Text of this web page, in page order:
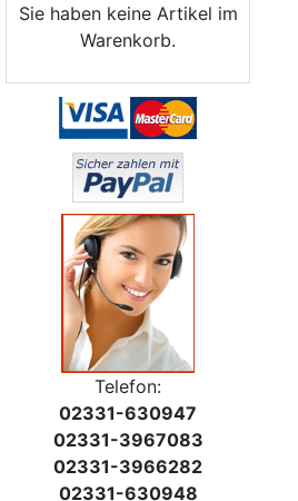
Sie haben keine Artikel im
Warenkorb.
Telefon:
02331-630947
02331-3967083
02331-3966282
02331-630948